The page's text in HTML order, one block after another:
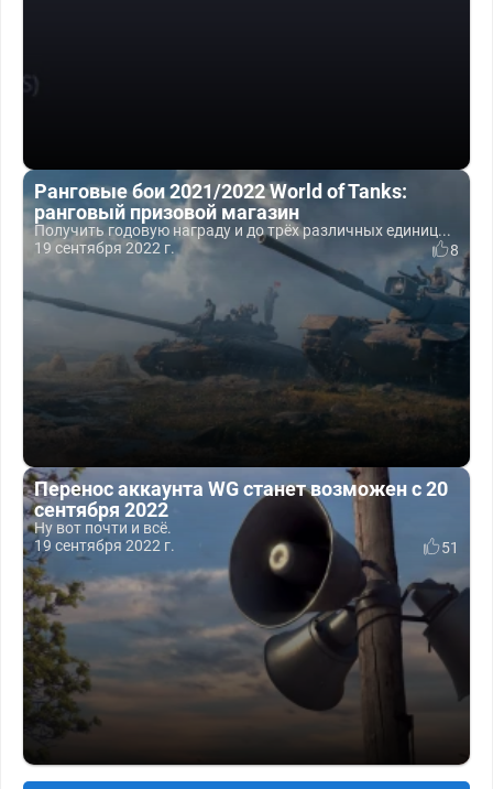
Ранговые бои 2021/2022 World of Tanks:
ранговый призовой магазин
Получить годовую награду и до трёх различных единиц...
19 сентября 2022 г.
8
Перенос аккаунта WG станет возможен с 20
сентября 2022
Ну вот почти и всё.
19 сентября 2022 г.
51